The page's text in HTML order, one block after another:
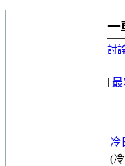
一
討
|
冷
(